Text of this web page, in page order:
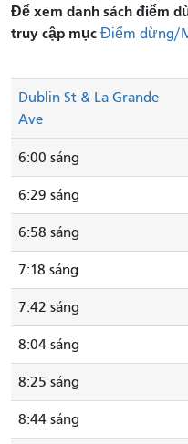
Để xem danh sách điểm
truy cập mục Điểm dừng/
Dublin St & La Grande
Ave
6:00 sáng
6:29 sáng
6:58 sáng
7:18 sáng
7:42 sáng
8:04 sáng
8:25 sáng
8:44 sáng